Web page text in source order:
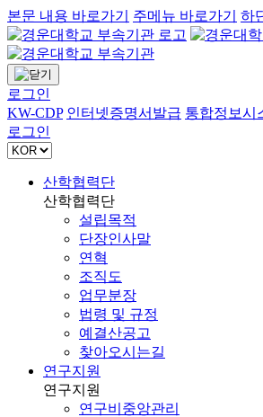
본문 내용 바로가기 주메뉴 바로가기 하
로그인
KW-CDP 인터넷증명서발급 통합정보시
로그인
산학협력단
산학협력단
설립목적
단장인사말
연혁
조직도
업무분장
법령 및 규정
예결산공고
찾아오시는길
연구지원
연구지원
연구비중앙관리